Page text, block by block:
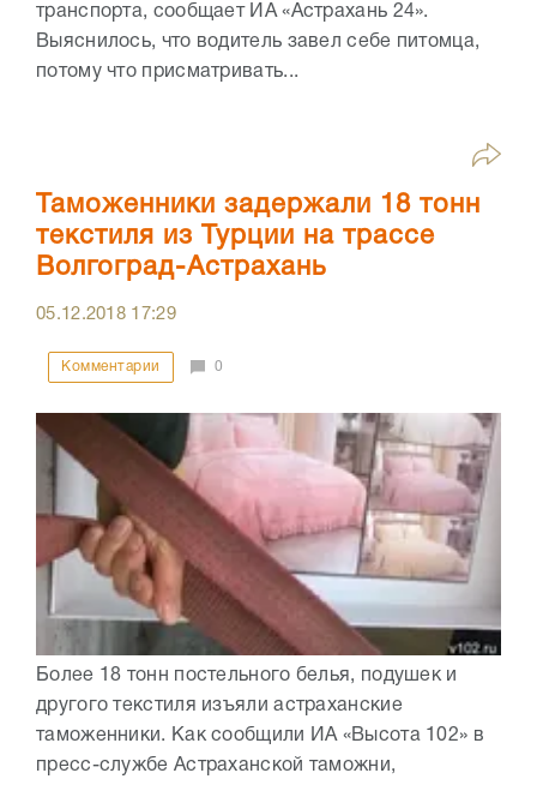
транспорта, сообщает ИА «Астрахань 24».
Выяснилось, что водитель завел себе питомца,
потому что присматривать...
Таможенники задержали 18 тонн
текстиля из Турции на трассе
Волгоград-Астрахань
05.12.2018 17:29
Комментарии 0
Более 18 тонн постельного белья, подушек и
другого текстиля изъяли астраханские
таможенники. Как сообщили ИА «Высота 102» в
пресс-службе Астраханской таможни,